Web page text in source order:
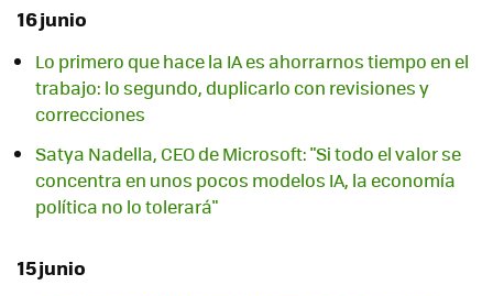
16 junio
Lo primero que hace la IA es ahorrarnos tiempo en el
trabajo: lo segundo, duplicarlo con revisiones y
correcciones
Satya Nadella, CEO de Microsoft: "Si todo el valor se
concentra en unos pocos modelos IA, la economía
política no lo tolerará"
15 junio